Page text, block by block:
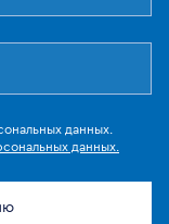
данных.
данных.